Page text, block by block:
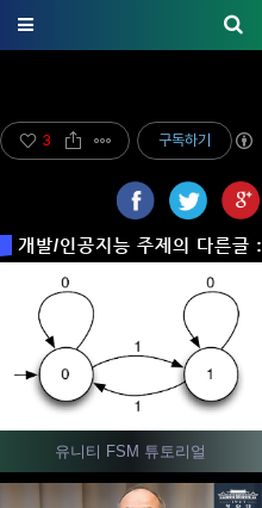
3 구독하기
개발/인공지능 주제의 다른글 :
유니티 FSM 튜토리얼